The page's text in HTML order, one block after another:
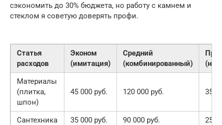
сэкономить до 30% бюджета, но работу с камнем и
стеклом я советую доверять профи.
Статья
расходов
Эконом
(имитация)
Средний
(комбинированный)
Материалы
(плитка,
шпон)
45 000 руб. 120 000 руб. 350
Сантехника 35 000 руб. 90 000 руб.
250